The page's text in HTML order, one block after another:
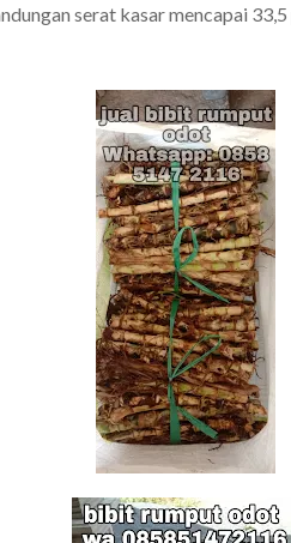
serat kasar mencapai 33,5